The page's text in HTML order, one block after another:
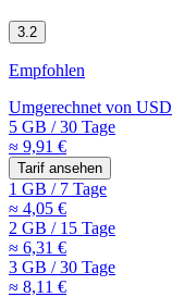
3.2
Empfohlen
Umgerechnet von USD
5 GB /30 Tage
≈ 9,91 €
Tarif ansehen
1 GB /7 Tage
≈ 4,05 €
2 GB /15 Tage
≈ 6,31 €
3 GB /30 Tage
≈ 8,11 €